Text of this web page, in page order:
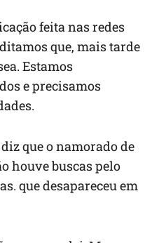
feita nas redes
que, mais tarde
Estamos
e precisamos
que o namorado de
houve buscas pelo
que desapareceu em